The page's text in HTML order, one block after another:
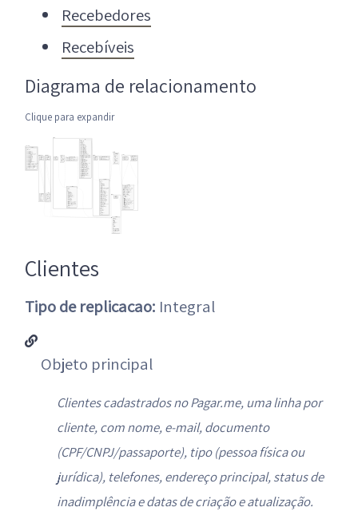
Recebedores
Recebíveis
Diagrama de relacionamento
Clique para expandir
Clientes
Tipo de replicacao: Integral
Objeto principal
Clientes cadastrados no Pagar.me, uma linha por
cliente, com nome, e-mail, documento
(CPF/CNPJ/passaporte), tipo (pessoa física ou
jurídica), telefones, endereço principal, status de
inadimplência e datas de criação e atualização.